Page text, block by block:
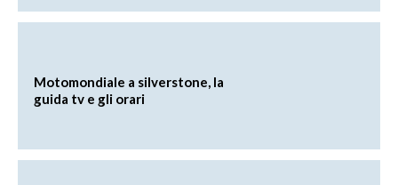
Motomondiale a silverstone, la
guida tv e gli orari